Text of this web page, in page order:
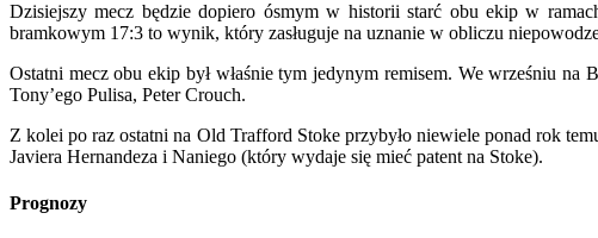
Dzisiejszy mecz będzie dopiero ósmym w historii starć obu ekip w
bramkowym 17:3 to wynik, który zasługuje na uznanie w obliczu
Ostatni mecz obu ekip był właśnie tym jedynym remisem. We wrześniu na
Tony’ego Pulisa, Peter Crouch.
Z kolei po raz ostatni na Old Trafford Stoke przybyło niewiele ponad rok
Javiera Hernandeza i Naniego (który wydaje się mieć patent na Stoke).
Prognozy